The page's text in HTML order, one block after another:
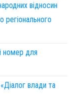
відносин
регіонального
номер для
влади та